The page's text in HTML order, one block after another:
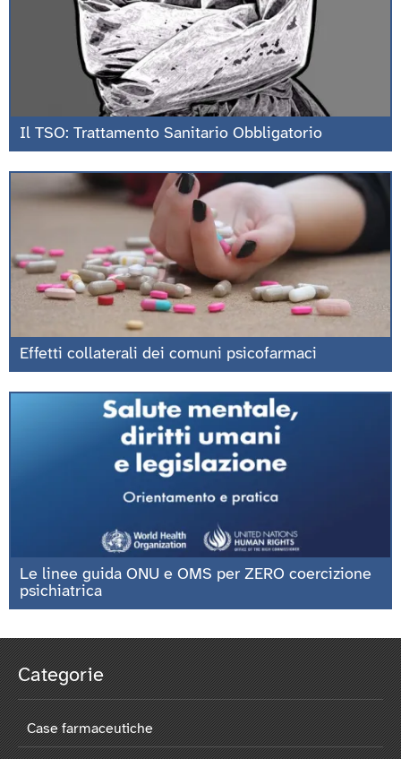
Il TSO: Trattamento Sanitario Obbligatorio
Effetti collaterali dei comuni psicofarmaci
Le linee guida ONU e OMS per ZERO coercizione
psichiatrica
Categorie
Case farmaceutiche